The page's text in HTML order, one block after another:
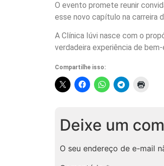
O evento promete reunir
esse novo capítulo na carreira
A Clínica Iúvi nasce com o
verdadeira experiência de
Compartilhe isso:
Deixe um
O seu endereço de e-mail